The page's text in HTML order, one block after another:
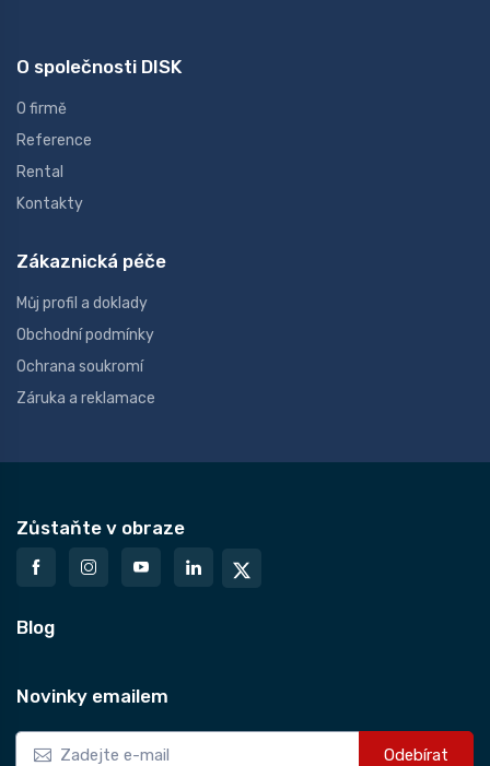
O společnosti DISK
O firmě
Reference
Rental
Kontakty
Zákaznická péče
Můj profil a doklady
Obchodní podmínky
Ochrana soukromí
Záruka a reklamace
Zůstaňte v obraze
Blog
Novinky emailem
Odebírat